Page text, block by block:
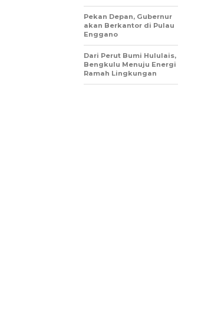
Pekan Depan, Gubernur
akan Berkantor di Pulau
Enggano
Dari Perut Bumi Hululais,
Bengkulu Menuju Energi
Ramah Lingkungan